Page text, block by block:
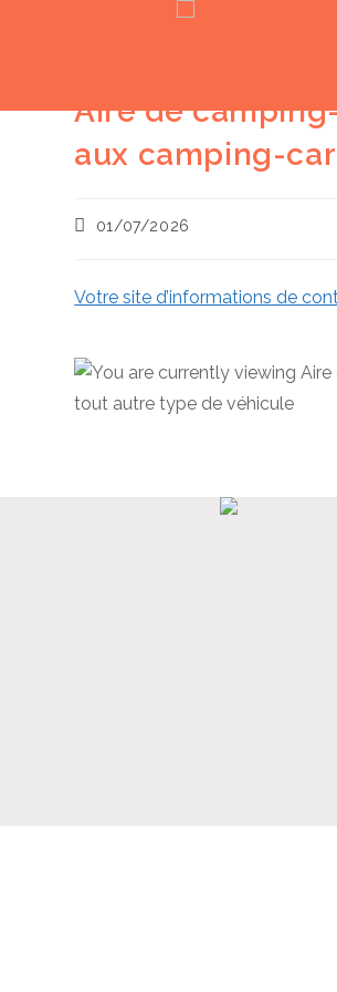
Aire de
aux camping-
Publication
01/07/2026
Votre site d’informations de